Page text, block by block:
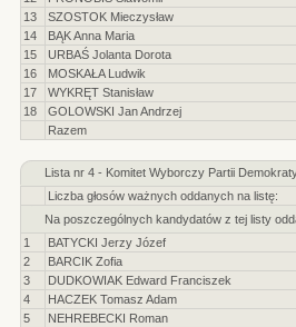
13
SZOSTOK Mieczysław
14
BĄK Anna Maria
15
URBAŚ Jolanta Dorota
16
MOSKAŁA Ludwik
17
WYKRĘT Stanisław
18
GOLOWSKI Jan Andrzej
Razem
Lista nr 4 - Komitet Wyborczy Partii
Liczba głosów ważnych oddanych na listę:
Na poszczególnych kandydatów z tej listy
1
BATYCKI Jerzy Józef
2
BARCIK Zofia
3
DUDKOWIAK Edward Franciszek
4
HACZEK Tomasz Adam
5
NEHREBECKI Roman